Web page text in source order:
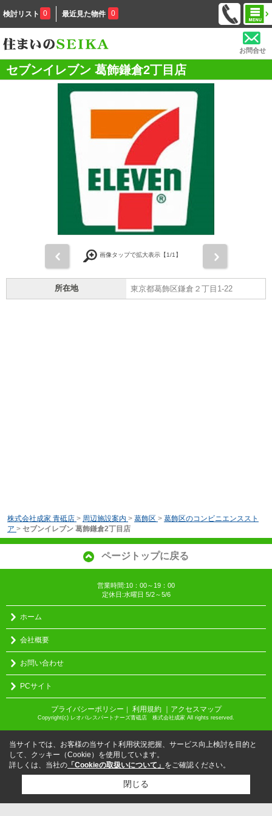
検討リスト 0 最近見た物件 0
お問合せ
セブンイレブン 葛飾鎌倉2丁目店
画像タップで拡大表示【1/1】
所在地 東京都葛飾区鎌倉２丁目1-22
株式会社成家 青砥店 > 周辺施設案内 > 葛飾区 > 葛飾区のコンビニエンススト
ア > セブンイレブン 葛飾鎌倉2丁目店
ページトップに戻る
営業時間:10：00～19：00
定休日:水曜日 5/2～5/6
ホーム
会社概要
お問い合わせ
PCサイト
プライバシーポリシー ｜ 利用規約 ｜アクセスマップ
Copyright(c) レオパレスパートナーズ青砥店 株式会社成家 All rights reserved.
当サイトでは、お客様の当サイト利用状況把握、サービス向上検討を目的と
して、クッキー（Cookie）を使用しています。
詳しくは、当社の 「Cookieの取扱いについて」 をご確認ください。
閉じる